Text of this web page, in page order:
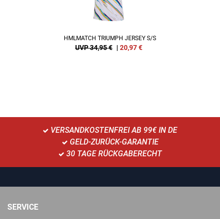
HMLMATCH TRIUMPH JERSEY S/S
UVP 34,95 € | 20,97€
VERSANDKOSTENFREI AB 99€ IN DE
GELD-ZURÜCK-GARANTIE
30 TAGE RÜCKGABERECHT
SERVICE